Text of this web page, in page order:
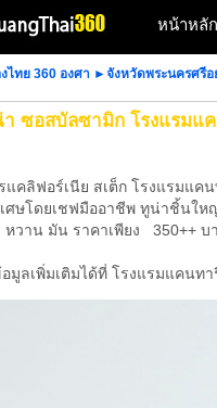
หน้าหลัก
ไทย 360 องศา ►จังหวัดพระนครศรีอ
า ซอสบัลซามิก โรงแรมแ
แคลิฟอร์เนีย สเต็ก โรงแรมแ
ศษโดยเชฟมืออาชีพ ทูน่าชิ้นใ
หวาน มัน ราคาเพียง 350++ บ
มูลเพิ่มเติมได้ที่ โรงแรมแคนท